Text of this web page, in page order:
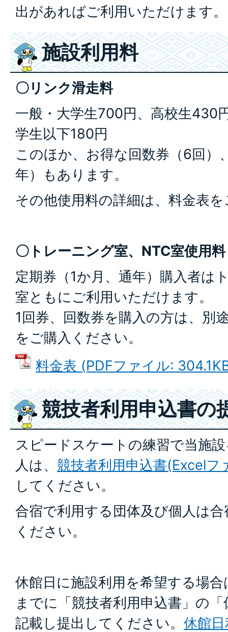
出があればご利用いただけます。
施設利用料
〇リンク滑走料
一般・大学生700円、高校生430
学生以下180円
このほか、お得な回数券（6回）
年）もあります。
その他使用料の詳細は、料金表
〇トレーニング室、NTC室使用料
定期券（1か月、通年）購入者は
室ともにご利用いただけます。
1回券、回数券を購入の方は、別
をご購入ください。
料金表 (PDFファイル:
競技者利用申込書の
スピードスケートの練習で当施
人は、 競技者利用申込書(Excelフ
してください。
合宿で利用する団体及び個人は
ください。
休館日に施設利用を希望する場
までに「競技者利用申込書」の
記載し提出してください。 休館